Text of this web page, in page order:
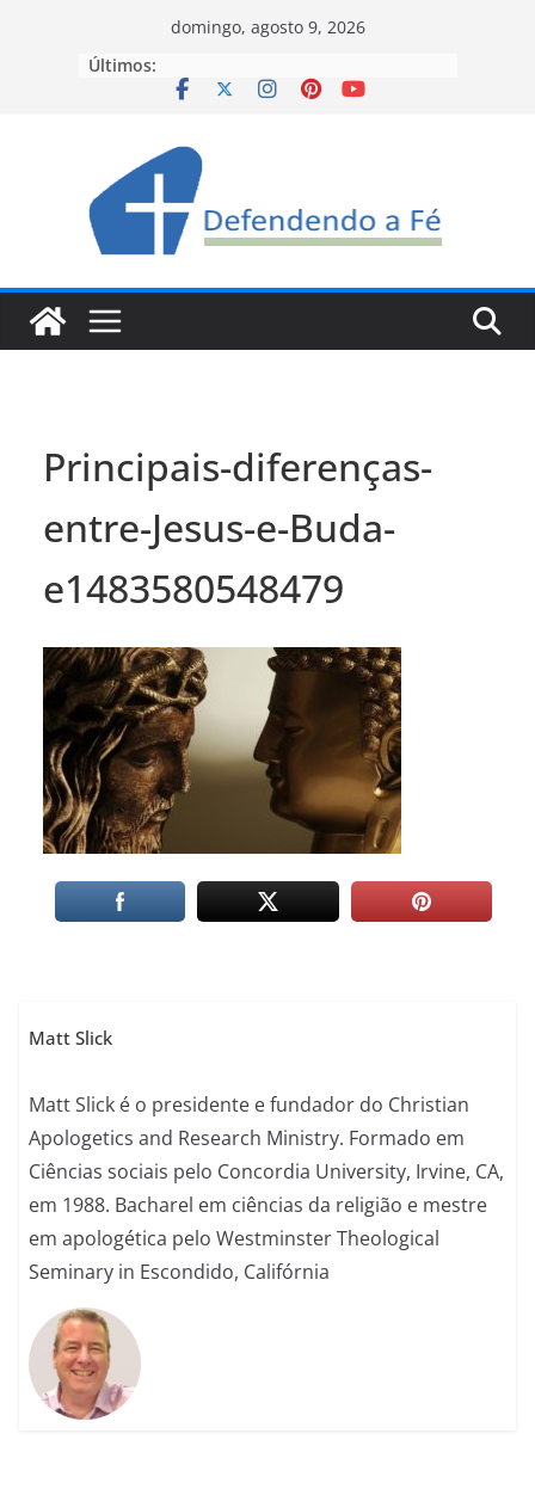
domingo, agosto 9, 2026
Últimos:
Principais-diferenças-
entre-Jesus-e-Buda-
e1483580548479
Matt Slick
Matt Slick é o presidente e fundador do Christian
Apologetics and Research Ministry. Formado em
Ciências sociais pelo Concordia University, Irvine, CA,
em 1988. Bacharel em ciências da religião e mestre
em apologética pelo Westminster Theological
Seminary in Escondido, Califórnia